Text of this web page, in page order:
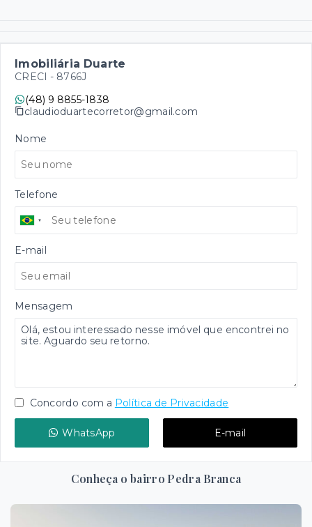
Imobiliária Duarte
CRECI - 8766J
(48) 9 8855-1838
claudioduartecorretor@gmail.com
Nome
Telefone
E-mail
Mensagem
Concordo com a Política de Privacidade
WhatsApp E-mail
Conheça o bairro Pedra Branca